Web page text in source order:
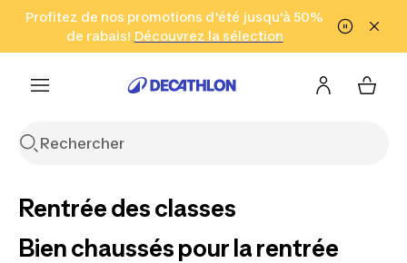
Aller à la recherche Aller au contenu Aller au pied de
Profitez de nos promotions d'été jusqu'à 50%
de rabais! Découvrez la sélection
Cliquez ici
en seulement 2 h!
(Zones sélectionnées)
Rentrée des classes
Bien chaussés pour la rentrée